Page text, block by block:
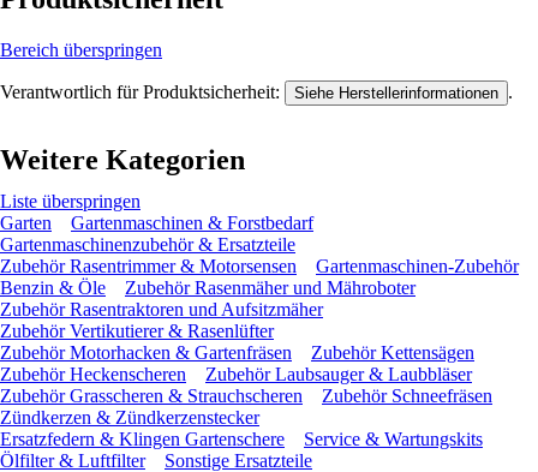
Bereich überspringen
Verantwortlich für Produktsicherheit: Siehe Herstellerinformationen .
Weitere Kategorien
Liste überspringen
Garten
Gartenmaschinen & Forstbedarf
Gartenmaschinenzubehör & Ersatzteile
Zubehör Rasentrimmer & Motorsensen
Gartenmaschinen-Zubehör
Benzin & Öle
Zubehör Rasenmäher und Mähroboter
Zubehör Rasentraktoren und Aufsitzmäher
Zubehör Vertikutierer & Rasenlüfter
Zubehör Motorhacken & Gartenfräsen
Zubehör Kettensägen
Zubehör Heckenscheren
Zubehör Laubsauger & Laubbläser
Zubehör Grasscheren & Strauchscheren
Zubehör Schneefräsen
Zündkerzen & Zündkerzenstecker
Ersatzfedern & Klingen Gartenschere
Service & Wartungskits
Ölfilter & Luftfilter
Sonstige Ersatzteile